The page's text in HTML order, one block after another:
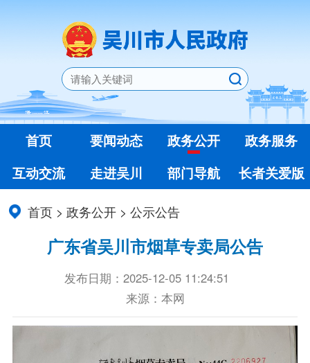
首页 要闻动态 政务公开
政务服务
互动交流
走进吴川 部门导航 长者关爱版
首页 >政务公开 >公示公告
广东省吴川市烟草专卖局公告
发布日期：2025-12-05 11:24:51
来源：本网